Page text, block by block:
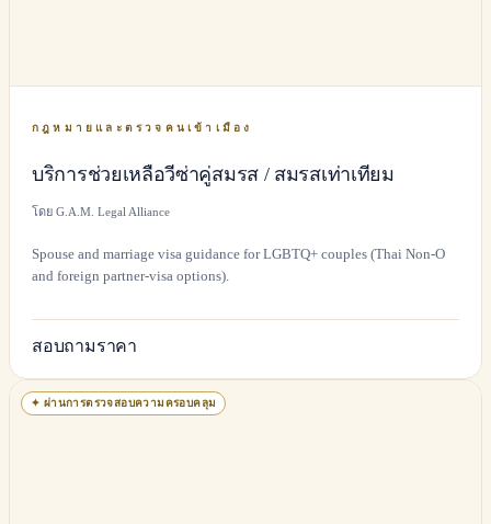
กฎหมายและตรวจคนเข้าเมือง
บริการช่วยเหลือวีซ่าคู่สมรส / สมรสเท่าเทียม
โดย G.A.M. Legal Alliance
Spouse and marriage visa guidance for LGBTQ+ couples (Thai Non-O
and foreign partner-visa options).
สอบถามราคา
✦ ผ่านการตรวจสอบความครอบคลุม